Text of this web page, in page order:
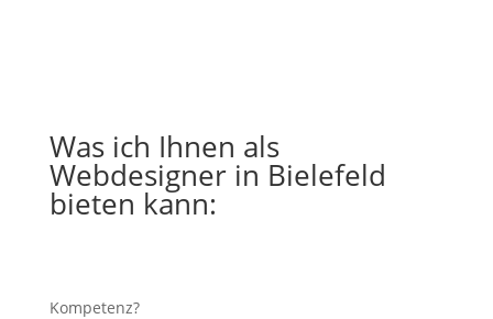
Was ich Ihnen als
Webdesigner in Bielefeld
bieten kann:
Kompetenz?